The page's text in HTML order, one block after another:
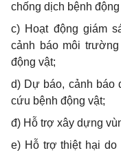
chống dịch bệnh động
c) Hoạt động giám
cảnh báo môi
động vật;
d) Dự báo, cảnh báo
cứu bệnh động vật;
đ) Hỗ trợ xây dựng
e) Hỗ trợ thiệt hại do